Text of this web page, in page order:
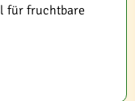
für fruchtbare